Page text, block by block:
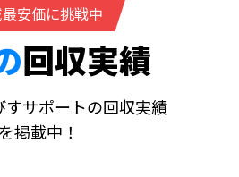
安価に挑戦中
回収実績
すサポートの回収実績
を掲載中！